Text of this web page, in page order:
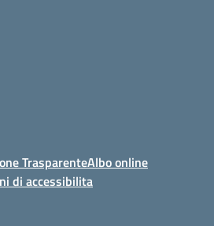
TrasparenteAlbo online
di accessibilita